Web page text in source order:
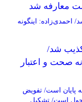
معارفه شد
شد/
صحت و اعتبار